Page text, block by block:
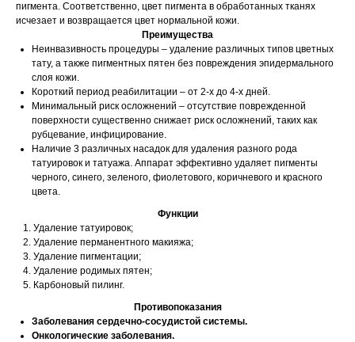
пигмента. Соответственно, цвет пигмента в обработанных тканях
исчезает и возвращается цвет нормальной кожи.
Преимущества
Неинвазивность процедуры – удаление различных типов цветных
тату, а также пигментных пятен без повреждения эпидермального
слоя кожи.
Короткий период реабилитации – от 2-х до 4-х дней.
Минимальный риск осложнений – отсутствие поврежденной
поверхности существенно снижает риск осложнений, таких как
рубцевание, инфицирование.
Наличие 3 различных насадок для удаления разного рода
татуировок и татуажа. Аппарат эффективно удаляет пигменты
черного, синего, зеленого, фиолетового, коричневого и красного
цвета.
Функции
Удаление татуировок;
Удаление перманентного макияжа;
Удаление пигментации;
Удаление родимых пятен;
Карбоновый пилинг.
Противопоказания
Заболевания сердечно-сосудистой системы.
Онкологические заболевания.